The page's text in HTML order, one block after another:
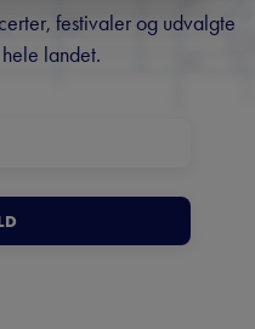
festivaler og udvalgte
landet.